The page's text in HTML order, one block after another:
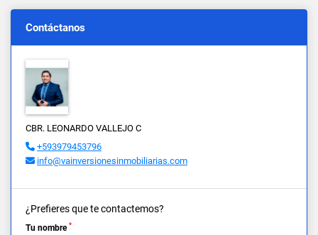
Contáctanos
CBR. LEONARDO VALLEJO C
+593979453796
info@vainversionesinmobiliarias.com
¿Prefieres que te contactemos?
Tu nombre *